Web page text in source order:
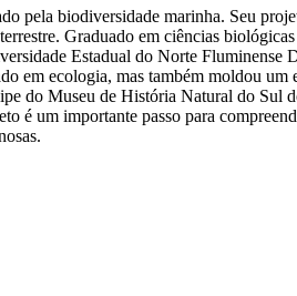
pela biodiversidade marinha. Seu
Graduado em ciências
Estadual do Norte
em ecologia, mas também moldou
do Museu de História Natural do Sul
um importante passo para